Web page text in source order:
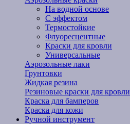
На водной основе
С эффектом
Термостойкие
Флуоресцентные
Краски для кровли
Универсальные
Аэрозольные лаки
Грунтовки
Жидкая резина
Резиновые краски для кровли
Краска для бамперов
Краска для кожи
Ручной инструмент